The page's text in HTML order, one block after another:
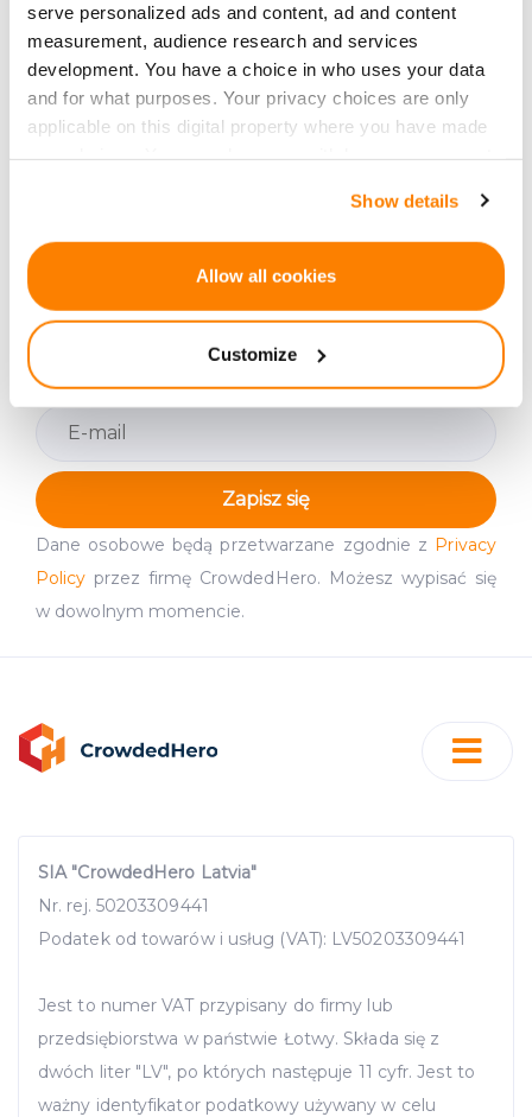
serve personalized ads and content, ad and content
measurement, audience research and services
development. You have a choice in who uses your data
and for what purposes. Your privacy choices are only
applicable on this digital property where you have made
If you allow, we would also like to:
location which can be accurate to within several
Identify your device by actively scanning it for
Find out more about how your personal data is processed
and set your preferences in thedetails section.
We use cookies to provide website functionality, analyse
advertising. See more in ourCookies policy
Show details
Allow all cookies
Customize
Potrzebujesz dodatkowej pomocy?
Skontaktuj się z nami.
Bądź pierwszy, który
dowie się o nowych
możliwościach
inwestycyjnych.
Zapisz się
Dane osobowe będą przetwarzane zgodnie z Privacy
Policy przez firmę CrowdedHero. Możesz wypisać się
w dowolnym momencie.
SIA "CrowdedHero Latvia"
Nr. rej. 50203309441
Podatek od towarów i usług (VAT): LV50203309441
Jest to numer VAT przypisany do firmy lub
przedsiębiorstwa w państwie Łotwy. Składa się z
dwóch liter "LV", po których następuje 11 cyfr. Jest to
ważny identyfikator podatkowy używany w celu